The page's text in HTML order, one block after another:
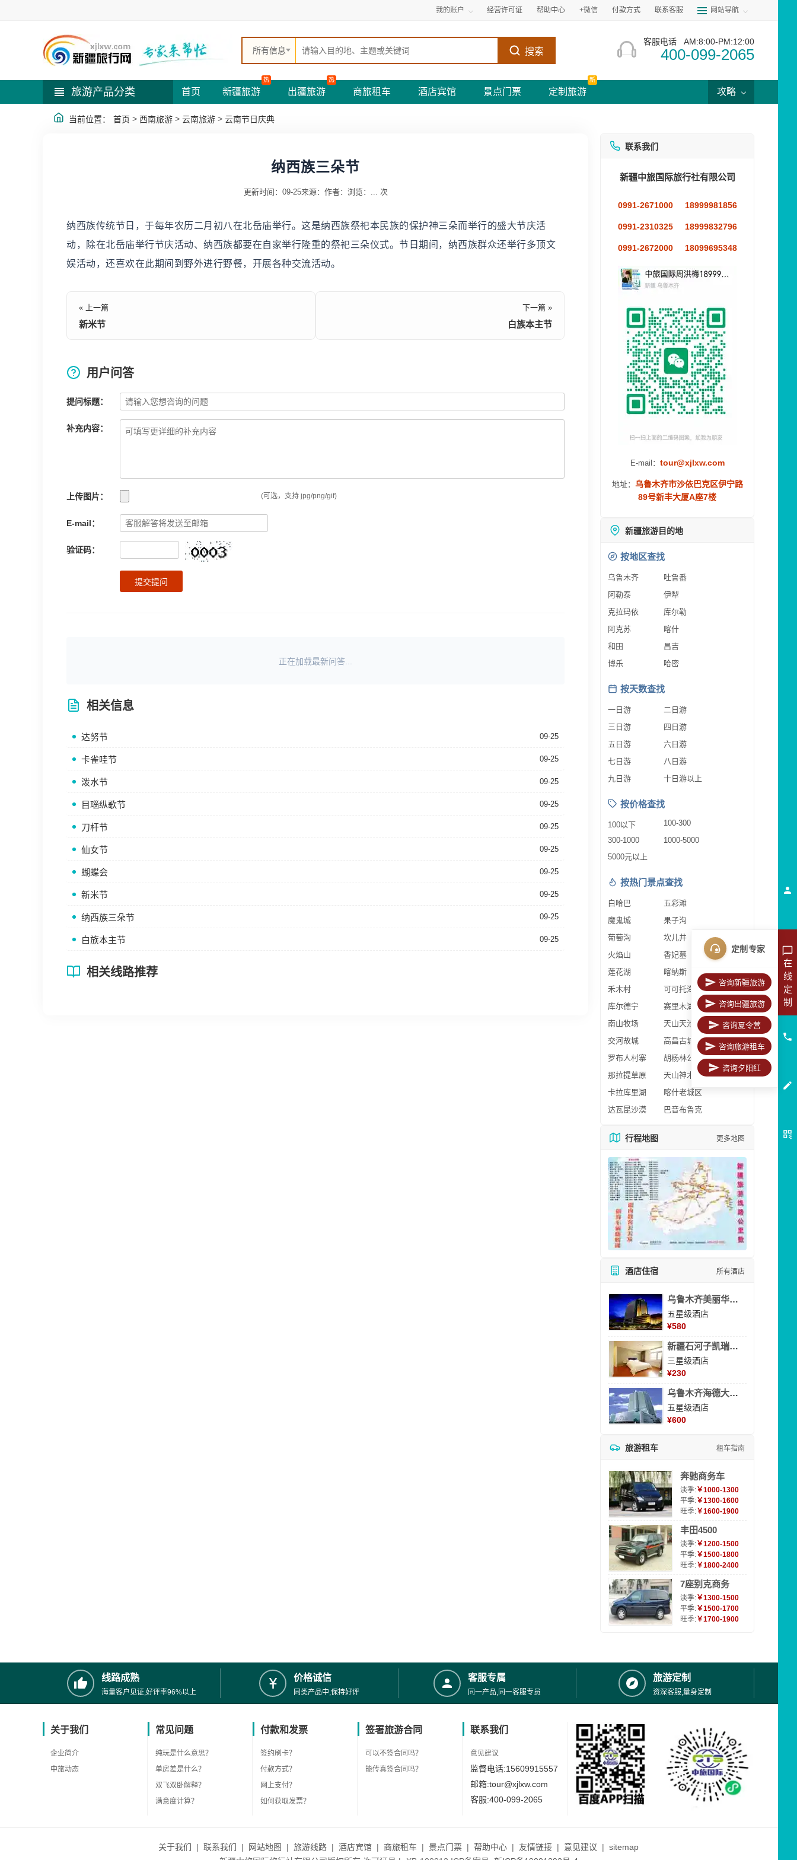
我的账户 经营许可证 帮助中心 +微信 付款方式 联系客服 网站导航
所有信息 搜索
客服电话 AM:8:00-PM:12:00
400-099-2065
旅游产品分类 首页 新疆旅游
热
出疆旅游
热
商旅租车 酒店宾馆 景点门票 定制旅游
新
攻略
当前位置： 首页 > 西南旅游 > 云南旅游 > 云南节日庆典
纳西族三朵节
更新时间：09-25来源： 作者： 浏览： ... 次
纳西族传统节日，于每年农历二月初八在北岳庙举行。这是纳西族祭祀本民族的保护神三朵而举行的盛大节庆活
动，除在北岳庙举行节庆活动、纳西族都要在自家举行隆重的祭祀三朵仪式。节日期间，纳西族群众还举行多顶文
娱活动，还喜欢在此期间到野外进行野餐，开展各种交流活动。
« 上一篇
新米节
下一篇 »
白族本主节
用户问答
提问标题：
补充内容：
上传图片： (可选，支持 jpg/png/gif)
E-mail：
验证码：
提交提问
正在加载最新问答...
相关信息
达努节 09-25
卡雀哇节 09-25
泼水节 09-25
目瑙纵歌节 09-25
刀杆节 09-25
仙女节 09-25
蝴蝶会 09-25
新米节 09-25
纳西族三朵节 09-25
白族本主节 09-25
相关线路推荐
联系我们
新疆中旅国际旅行社有限公司
0991-2671000 18999981856
0991-2310325 18999832796
0991-2672000 18099695348
E-mail： tour@xjlxw.com
地址： 乌鲁木齐市沙依巴克区伊宁路
89号新丰大厦A座7楼
新疆旅游目的地
按地区查找
乌鲁木齐
吐鲁番
阿勒泰
伊犁
克拉玛依
库尔勒
阿克苏
喀什
和田
昌吉
博乐
哈密
按天数查找
一日游
二日游
三日游
四日游
五日游
六日游
七日游
八日游
九日游
十日游以上
按价格查找
100以下
100-300
300-1000
1000-5000
5000元以上
按热门景点查找
白哈巴
五彩滩
魔鬼城
果子沟
葡萄沟
坎儿井
火焰山
香妃墓
莲花湖
喀纳斯
禾木村
可可托海
库尔德宁
赛里木湖
南山牧场
天山天池
交河故城
高昌古城
罗布人村寨
胡杨林公园
那拉提草原
天山神木园
卡拉库里湖
喀什老城区
达瓦昆沙漠
巴音布鲁克
行程地图 更多地图
酒店住宿 所有酒店
乌鲁木齐美丽华大酒
五星级酒店
¥580
新疆石河子凯瑞酒店
三星级酒店
¥230
乌鲁木齐海德大酒店
五星级酒店
¥600
旅游租车 租车指南
奔驰商务车
淡季:￥1000-1300
平季:￥1300-1600
旺季:￥1600-1900
丰田4500
淡季:￥1200-1500
平季:￥1500-1800
旺季:￥1800-2400
7座别克商务
淡季:￥1300-1500
平季:￥1500-1700
旺季:￥1700-1900
线路成熟
海量客户见证,好评率96%以上
价格诚信
同类产品中,保持好评
客服专属
同一产品,同一客服专员
旅游定制
资深客服,量身定制
关于我们
企业简介
中旅动态
常见问题
纯玩是什么意思？
单房差是什么？
双飞双卧解释？
满意度计算？
付款和发票
签约刷卡？
付款方式？
网上支付？
如何获取发票？
签署旅游合同
可以不签合同吗？
能传真签合同吗？
联系我们
意见建议
监督电话:15609915557
邮箱:tour@xjlxw.com
客服:400-099-2065
关于我们 | 联系我们 | 网站地图 | 旅游线路 | 酒店宾馆 | 商旅租车 | 景点门票 | 帮助中心 | 友情链接 | 意见建议 | sitemap
在
线
定
制
定制专家
咨询新疆旅游
咨询出疆旅游
咨询夏令营
咨询旅游租车
咨询夕阳红